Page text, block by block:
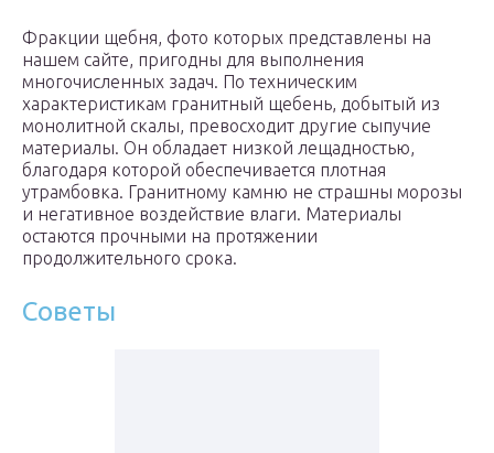
Фракции щебня, фото которых представлены на
нашем сайте, пригодны для выполнения
многочисленных задач. По техническим
характеристикам гранитный щебень, добытый из
монолитной скалы, превосходит другие сыпучие
материалы. Он обладает низкой лещадностью,
благодаря которой обеспечивается плотная
утрамбовка. Гранитному камню не страшны морозы
и негативное воздействие влаги. Материалы
остаются прочными на протяжении
продолжительного срока.
Советы